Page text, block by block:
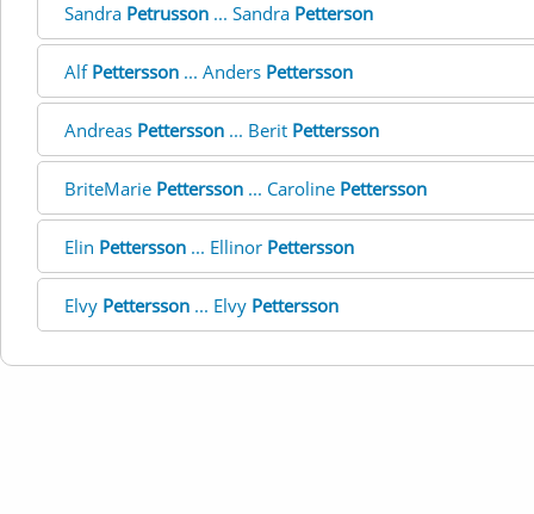
Sandra Petrusson ... Sandra Petterson
Alf Pettersson ... Anders Pettersson
Andreas Pettersson ... Berit Pettersson
BriteMarie Pettersson ... Caroline Pettersson
Elin Pettersson ... Ellinor Pettersson
Elvy Pettersson ... Elvy Pettersson